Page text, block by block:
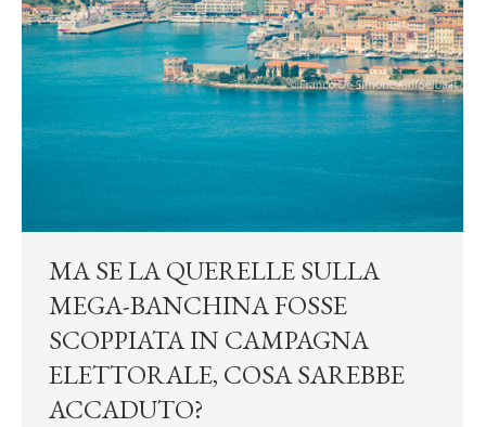
MA SE LA QUERELLE SULLA
MEGA-BANCHINA FOSSE
SCOPPIATA IN CAMPAGNA
ELETTORALE, COSA SAREBBE
ACCADUTO?